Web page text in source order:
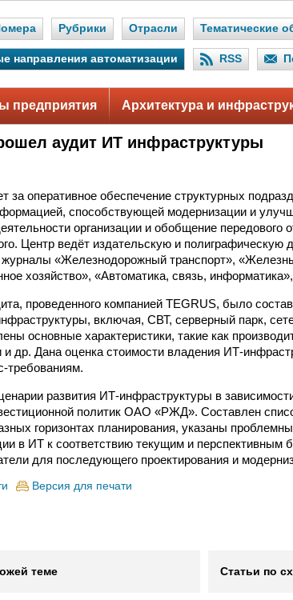
Рубрики Отрасли Тематические
направления автоматизации RSS
предприятия Архитектура и
аудит ИТ инфраструктуры
за оперативное обеспечение структурных
способствующей модернизации и
организации и обобщение передового
Центр ведёт издательскую и
«Железнодорожный транспорт»,
хозяйство», «Автоматика, связь,
проведенного компанией TEGRUS, было
включая, СВТ, серверный парк,
основные характеристики, такие как
и др. Дана оценка стоимости владения ИТ-
требованиям.
развития ИТ-инфраструктуры в
политик ОАО «РЖД». Составлен
горизонтах планирования, указаны
в ИТ к соответствию текущим и перспективным
для последующего проектирования и
Версия для печати
теме Статьи по